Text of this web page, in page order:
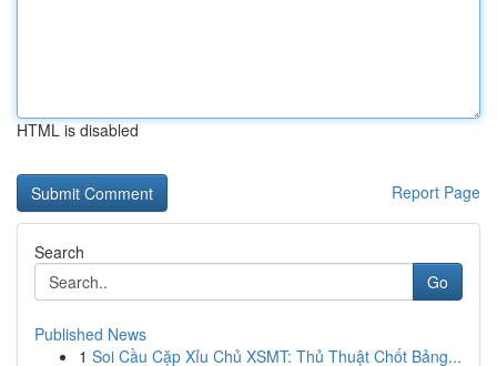
HTML is disabled
Report Page
Search
Go
Published News
1 Soi Cầu Cặp Xỉu Chủ XSMT: Thủ Thuật Chốt Bảng...